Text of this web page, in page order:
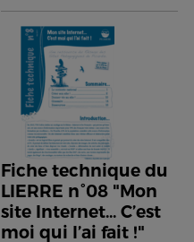
Fiche technique du
LIERRE n°08 "Mon
site Internet... C’est
moi qui l’ai fait !"